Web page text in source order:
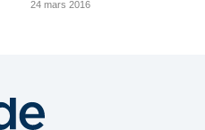
24 mars 2016